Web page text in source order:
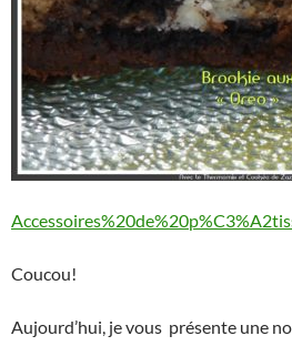
Coucou!
Aujourd’hui, je vous présente une